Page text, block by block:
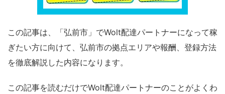
この記事は、「弘前市」でWolt配達パートナーになって稼
ぎたい方に向けて、弘前市の拠点エリアや報酬、登録方法
を徹底解説した内容になります。
この記事を読むだけでWolt配達パートナーのことがよくわ